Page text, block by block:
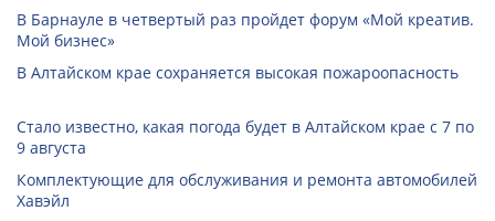
В Барнауле в четвертый раз пройдет форум «Мой креатив.
Мой бизнес»
В Алтайском крае сохраняется высокая пожароопасность
Стало известно, какая погода будет в Алтайском крае с 7 по
9 августа
Комплектующие для обслуживания и ремонта автомобилей
Хавэйл